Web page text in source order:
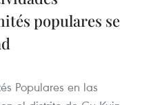
populares se
Populares en las